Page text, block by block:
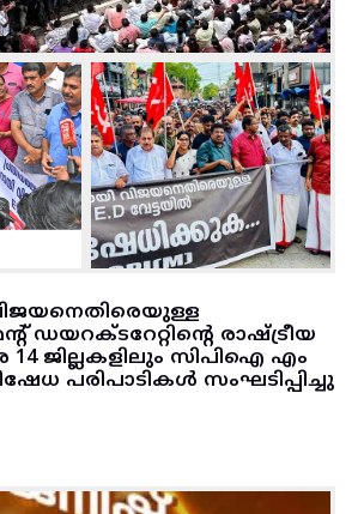
രാഷ്ട്രീയ
14 ജില്ലകളിലും സിപിഐ എം
പരിപാടികൾ സംഘടിപ്പിച്ചു